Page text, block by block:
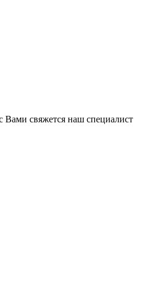
свяжется наш специалист